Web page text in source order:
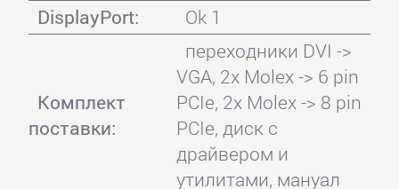
DisplayPort:
Ok 1
Комплект
поставки:
переходники DVI ->
VGA, 2x Molex -> 6 pin
PCIe, 2x Molex -> 8 pin
PCIe, диск с
драйвером и
утилитами, мануал